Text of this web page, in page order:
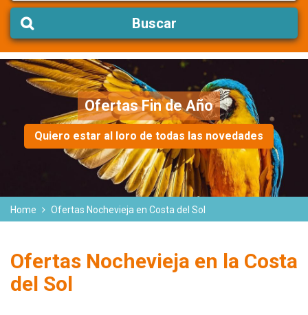
Buscar
Ofertas Fin de Año
Quiero estar al loro de todas las novedades
Home Ofertas Nochevieja en Costa del Sol
Ofertas Nochevieja en la Costa
del Sol